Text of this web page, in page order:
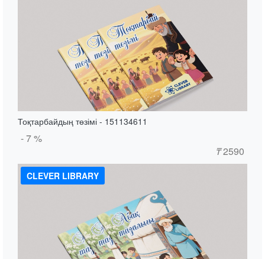
Тоқтарбайдың төзімі - 151134611
- 7 %
₸2590
CLEVER LIBRARY